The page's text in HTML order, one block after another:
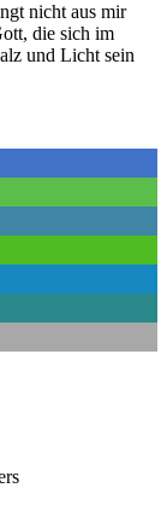
nicht aus mir
die sich im
und Licht sein